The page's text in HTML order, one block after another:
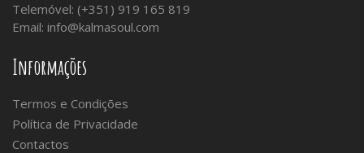
Telemóvel: (+351) 919 165 819
Email: info@kalmasoul.com
Informações
Termos e Condições
Política de Privacidade
Contactos